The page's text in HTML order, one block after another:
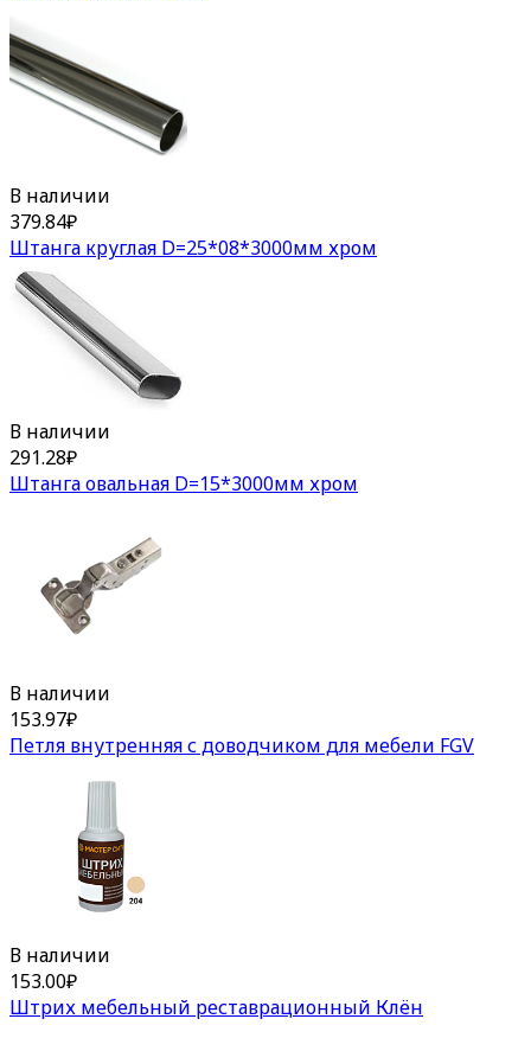
В наличии
379.84₽
Штанга круглая D=25*08*3000мм хром
В наличии
291.28₽
Штанга овальная D=15*3000мм хром
В наличии
153.97₽
Петля внутренняя с доводчиком для мебели FGV
В наличии
153.00₽
Штрих мебельный реставрационный Клён